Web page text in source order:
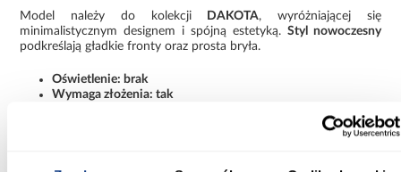
Model należy do kolekcji DAKOTA, wyróżniającej się
minimalistycznym designem i spójną estetyką. Styl nowoczesny
podkreślają gładkie fronty oraz prosta bryła.
Oświetlenie: brak
Wymaga złożenia: tak
Szafa DAKOTA 11-180 (60) kaszmir z lustrem to praktyczne